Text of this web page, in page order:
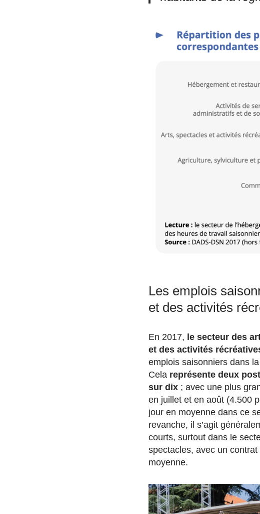
Les emplois
et des activités
En 2017, le secteur des
et des activités
emplois saisonniers dans
Cela représente deux
sur dix ; avec une plus
en juillet et en août (4.500
jour en moyenne dans ce
revanche, il s’agit
courts, surtout dans le
spectacles, avec un
moyenne.